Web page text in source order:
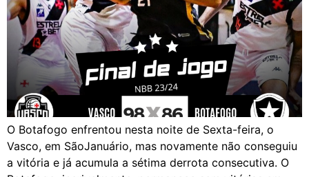
O Botafogo enfrentou nesta noite de Sexta-feira, o
Vasco, em SãoJanuário, mas novamente não conseguiu
a vitória e já acumula a sétima derrota consecutiva. O